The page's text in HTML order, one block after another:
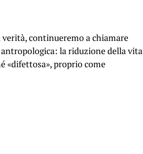
verità, continueremo a chiamare
antropologica: la riduzione della vita
«difettosa», proprio come